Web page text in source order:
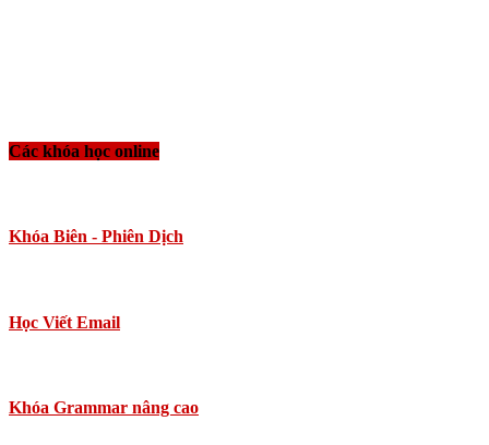
Các khóa học online
Khóa Biên - Phiên Dịch
Học Viết Email
Khóa Grammar nâng cao